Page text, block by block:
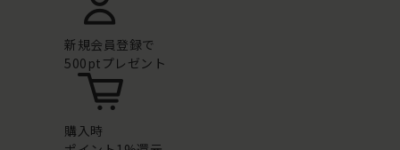
新規会員登録で
500ptプレゼント
購入時